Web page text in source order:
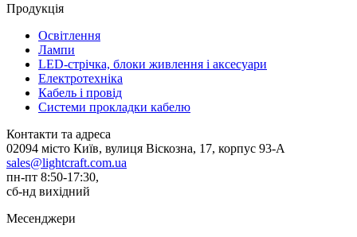
Продукція
Освітлення
Лампи
LED-стрічка, блоки живлення і аксесуари
Електротехніка
Кабель і провід
Системи прокладки кабелю
Контакти та адреса
02094 місто Київ, вулиця Віскозна, 17, корпус 93-А
sales@lightcraft.com.ua
пн-пт 8:50-17:30,
сб-нд вихідний
Месенджери